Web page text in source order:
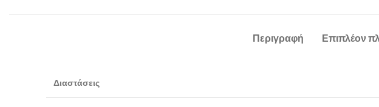
Περιγραφή Επιπλέον
Διαστάσεις